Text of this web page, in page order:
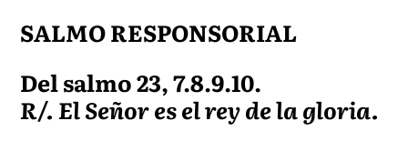
SALMO RESPONSORIAL
Del salmo 23, 7.8.9.10.
R/. El Señor es el rey de la gloria.